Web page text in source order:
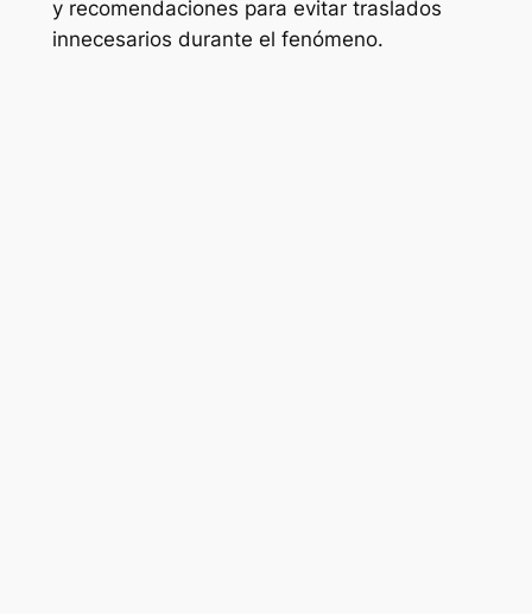
y recomendaciones para evitar traslados
innecesarios durante el fenómeno.